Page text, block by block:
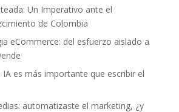
Un Imperativo ante el
de Colombia
eCommerce: del esfuerzo aislado a
IA es más importante que escribir el
automatizaste el marketing, ¿y